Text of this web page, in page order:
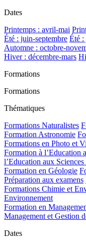
Dates
Printemps : avril-mai
Été : juin-septembre Été :
Automne : octobre-
Hiver : décembre-mars
Formations
Formations
Thématiques
Formations Naturalistes
Formation Astronomie
Formations en Photo et
Formation à l’Education
l’Education aux
Formation en Géologie
Préparation aux examens
Formations Chimie et
Environnement
Formation en
Management et Gestion
Dates